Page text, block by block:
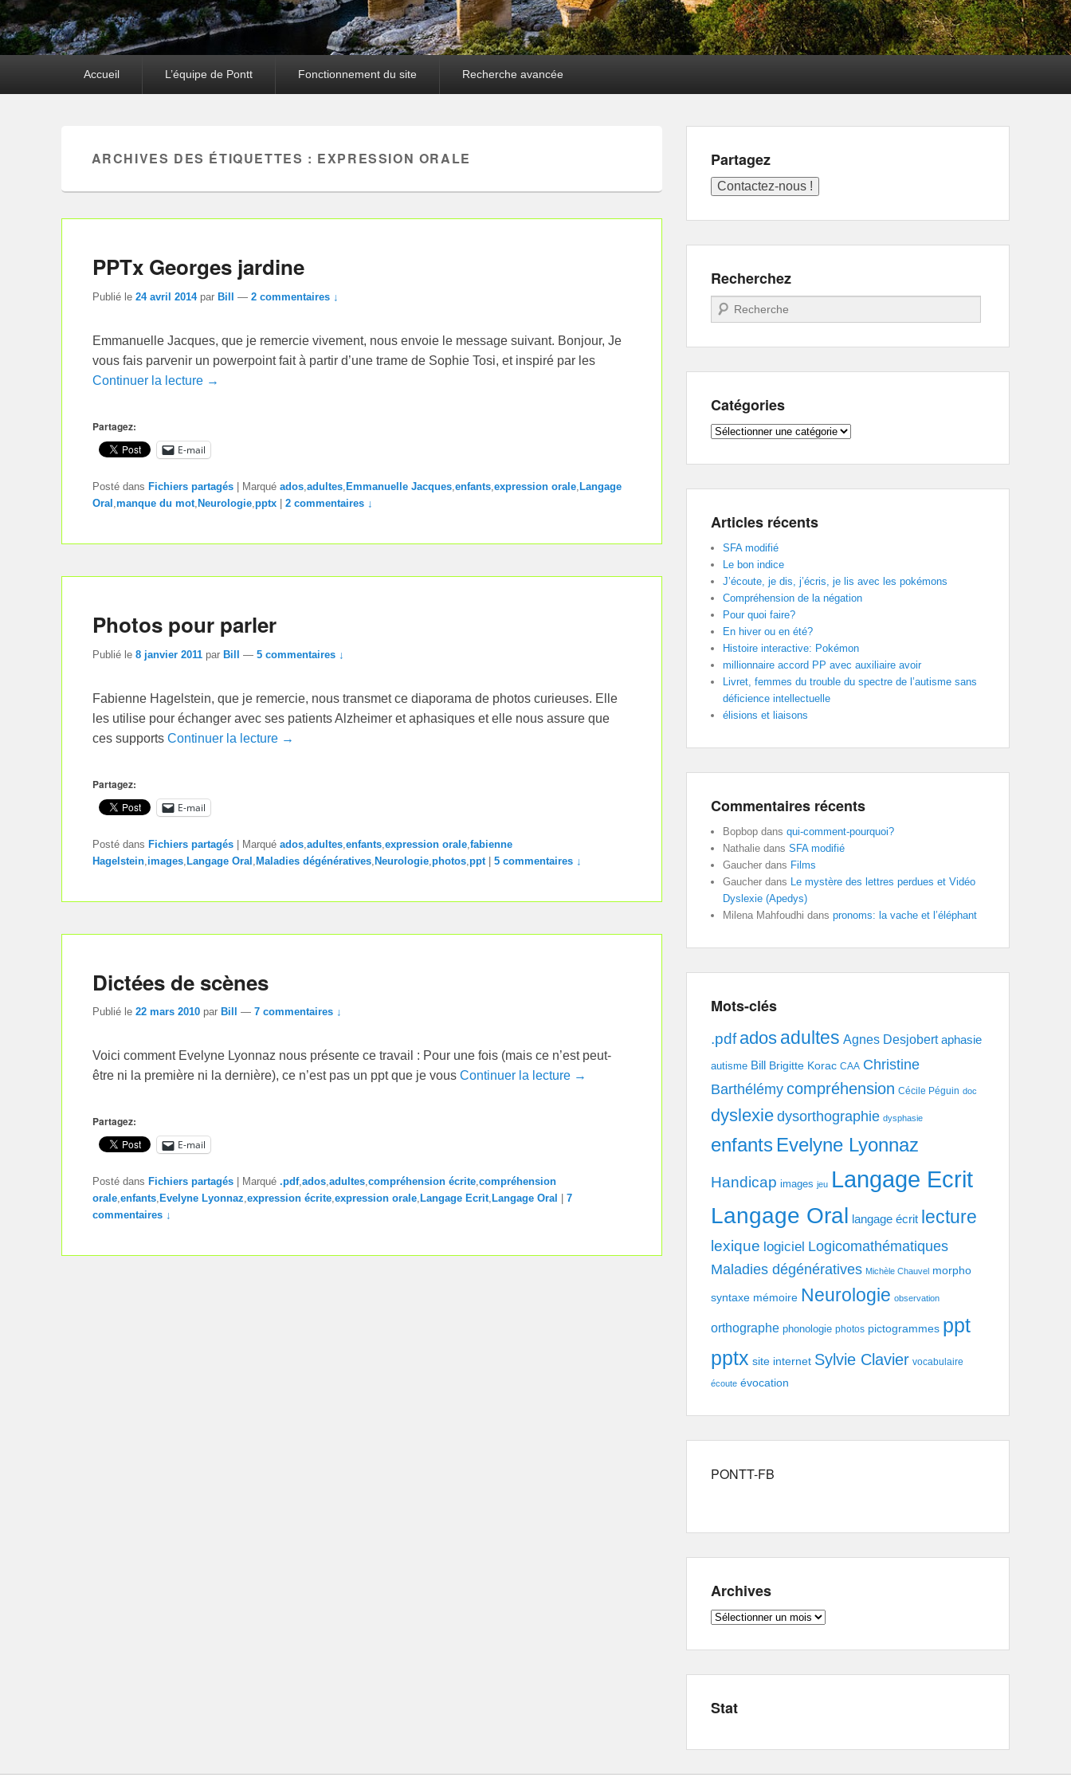
Accueil L’équipe de Pontt Fonctionnement du site Recherche avancée
ARCHIVES DES ÉTIQUETTES : EXPRESSION ORALE
PPTx Georges jardine
Publié le 24 avril 2014 par Bill — 2 commentaires ↓
Emmanuelle Jacques, que je remercie vivement, nous envoie le message suivant. Bonjour, Je
vous fais parvenir un powerpoint fait à partir d’une trame de Sophie Tosi, et inspiré par les
Continuer la lecture →
Partagez:
E-mail
Posté dans Fichiers partagés Marqué ados adultes Emmanuelle Jacques enfants expression orale Langage
Oral manque du mot Neurologie pptx 2 commentaires ↓
Photos pour parler
Publié le 8 janvier 2011 par Bill — 5 commentaires ↓
Fabienne Hagelstein, que je remercie, nous transmet ce diaporama de photos curieuses. Elle
les utilise pour échanger avec ses patients Alzheimer et aphasiques et elle nous assure que
ces supports Continuer la lecture →
Partagez:
E-mail
Posté dans Fichiers partagés | Marqué ados adultes enfants expression orale fabienne
Hagelstein images Langage Oral Maladies dégénératives Neurologie photos ppt | 5 commentaires ↓
Dictées de scènes
Publié le 22 mars 2010 par Bill — 7 commentaires ↓
Voici comment Evelyne Lyonnaz nous présente ce travail : Pour une fois (mais ce n’est peut-
être ni la première ni la dernière), ce n’est pas un ppt que je vous Continuer la lecture →
Partagez:
E-mail
Posté dans Fichiers partagés Marqué .pdf,ados,adultes,compréhension écrite,compréhension
orale,enfants, Evelyne Lyonnaz,expression écrite,expression orale, Langage Ecrit, Langage Oral
7
commentaires ↓
Partagez
Recherchez
Recherche
Catégories
Catégories
Articles récents
SFA modifié
Le bon indice
J’écoute, je dis, j’écris, je lis avec les pokémons
Compréhension de la négation
Pour quoi faire?
En hiver ou en été?
Histoire interactive: Pokémon
millionnaire accord PP avec auxiliaire avoir
Livret, femmes du trouble du spectre de l’autisme sans
déficience intellectuelle
élisions et liaisons
Commentaires récents
Bopbop dans qui-comment-pourquoi?
Nathalie dans SFA modifié
Gaucher dans Films
Gaucher dans Le mystère des lettres perdues et Vidéo
Dyslexie (Apedys)
Milena Mahfoudhi dans pronoms: la vache et l’éléphant
Mots-clés
.pdf ados adultes Agnes Desjobert aphasie
autisme Bill Brigitte Korac CAA Christine
Barthélémycompréhension Cécile Péguin doc
dyslexie dysorthographie dysphasie
enfants Evelyne Lyonnaz
Handicap images jeu Langage Ecrit
Langage Oral langage écrit lecture
lexique logiciel Logicomathématiques
Maladies dégénératives Michèle Chauvel morpho
syntaxe mémoire Neurologie observation
orthographe phonologie photos pictogrammes ppt
pptx site internet Sylvie Clavier vocabulaire
écoute évocation
PONTT-FB
Archives
Archives
Stat